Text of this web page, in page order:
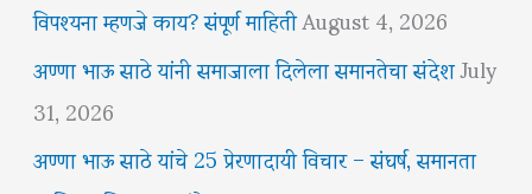
विपश्यना म्हणजे काय? संपूर्ण माहितीAugust 4, 2026
अण्णा भाऊ साठे यांनी समाजाला दिलेला समानतेचा संदेशJuly
31, 2026
अण्णा भाऊ साठे यांचे 25 प्रेरणादायी विचार – संघर्ष, समानता